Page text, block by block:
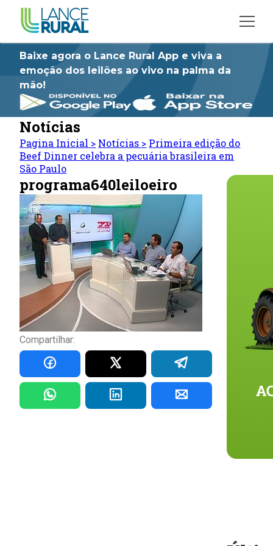
Baixe agora o Lance Rural App e viva a
emoção dos leilões ao vivo na palma da
mão!
Notícias
Pagina Inicial > Notícias > Primeira edição do
Beef Dinner celebra a pecuária brasileira em
São Paulo
programa640leiloeiro
Compartilhar: